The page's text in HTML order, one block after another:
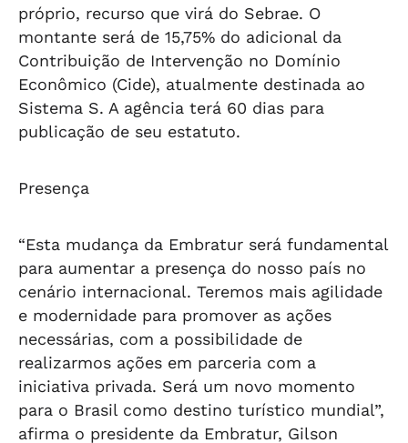
próprio, recurso que virá do Sebrae. O
montante será de 15,75% do adicional da
Contribuição de Intervenção no Domínio
Econômico (Cide), atualmente destinada ao
Sistema S. A agência terá 60 dias para
publicação de seu estatuto.
Presença
“Esta mudança da Embratur será fundamental
para aumentar a presença do nosso país no
cenário internacional. Teremos mais agilidade
e modernidade para promover as ações
necessárias, com a possibilidade de
realizarmos ações em parceria com a
iniciativa privada. Será um novo momento
para o Brasil como destino turístico mundial”,
afirma o presidente da Embratur, Gilson